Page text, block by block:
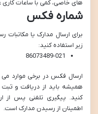
های خاصی، کمی با ساعات
شماره فکس
برای ارسال مدارک یا مکاتبات
زیر استفاده کنید:
86073489-021
ارسال فکس در برخی موارد می
همیشه باید از دریافت و
کنید. پیگیری تلفنی پس از
اطمینان از رسیدن مدارک است.